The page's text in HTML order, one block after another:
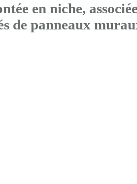
en niche,
de panneaux